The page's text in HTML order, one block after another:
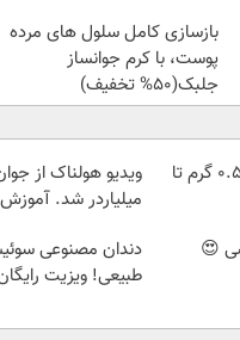
بازسازی کامل سلول های مرده
پوست، با کرم جوانساز
جلبک(50% تخفیف)
خرید شمش پلمپ طلاسی، از ۰.۵ گرم تا
ویدیو هولناک از
میلیاردر شد. آموزش
دندان مصنوعی
طبیعی! ویزیت